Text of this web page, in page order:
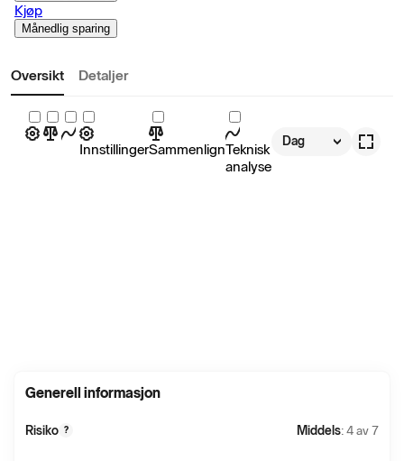
Kjøp
Månedlig sparing
Oversikt Detaljer
InnstillingerSammenlignTeknisk
analyse
Dag
Generell informasjon
Risiko ? Middels: 4 av 7